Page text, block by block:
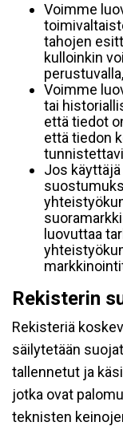
Voimme
tahojen
kulloinkin
Voimme
tai
että tiedot
että tiedon
Jos
luovuttaa
Rekisterin
Rekisteriä
säilytetään
tallennetut ja
jotka ovat
teknisten